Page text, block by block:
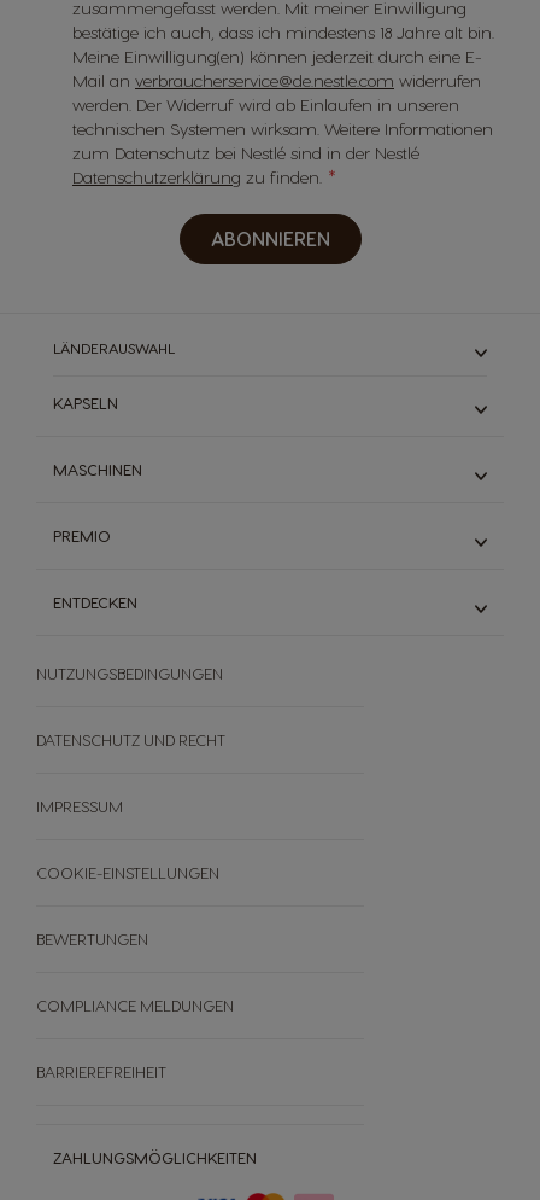
zusammengefasst werden. Mit meiner Einwilligung
bestätige ich auch, dass ich mindestens 18 Jahre alt bin.
Meine Einwilligung(en) können jederzeit durch eine E-
Mail an verbraucherservice@de.nestle.com widerrufen
werden. Der Widerruf wird ab Einlaufen in unseren
technischen Systemen wirksam. Weitere Informationen
zum Datenschutz bei Nestlé sind in der Nestlé
Datenschutzerklärung zu finden.
ABONNIEREN
LÄNDERAUSWAHL
KAPSELN
SCHWARZKAFFEES
TEE & SCHOKOLADE
DALLMAYR
WAS IST DER NUTRI-SCORE?
MASCHINEN
GENIO S
PICCOLO XS
PREMIO
Codes Eingeben
Wie Funktioniert´s
ENTDECKEN
Die Welt Des Kaffees
Themenwelten
Widerrufe deine Bestellung
ZAHLUNGSMÖGLICHKEITEN
NUTZUNGSBEDINGUNGEN
DATENSCHUTZ UND RECHT
IMPRESSUM
COOKIE-EINSTELLUNGEN
BEWERTUNGEN
COMPLIANCE MELDUNGEN
BARRIEREFREIHEIT